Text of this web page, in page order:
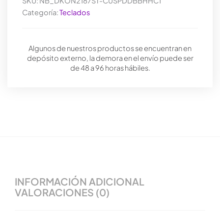
Estuche
inferior
cantidad
Categoría:Teclados
Algunos de nuestros productos se encuentran en
depósito externo, la demora en el envío puede ser
de 48 a 96 horas hábiles.
INFORMACIÓN ADICIONAL
VALORACIONES (0)